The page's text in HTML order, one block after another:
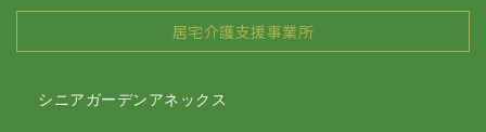
居宅介護支援事業所
シニアガーデンアネックス